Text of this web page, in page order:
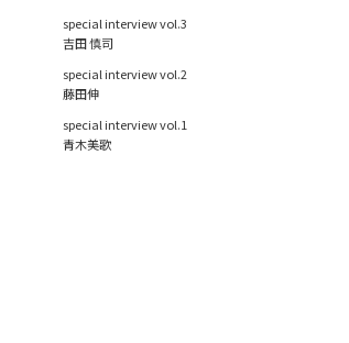
special interview vol.3
吉田 慎司
special interview vol.2
藤田伸
special interview vol.1
青木美歌